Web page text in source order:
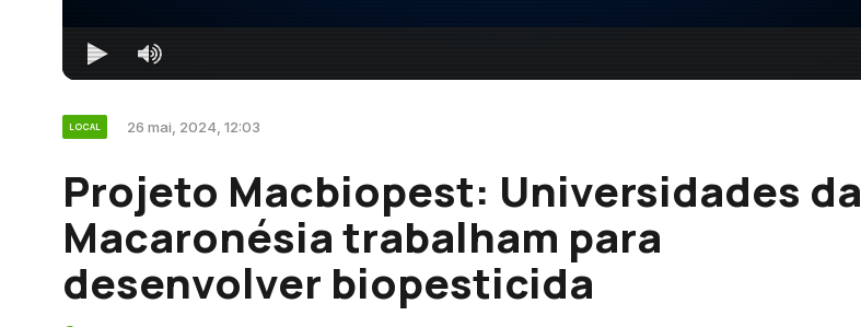
LOCAL 26 mai, 2024, 12:03
Projeto Macbiopest: Universidades da
Macaronésia trabalham para
desenvolver biopesticida